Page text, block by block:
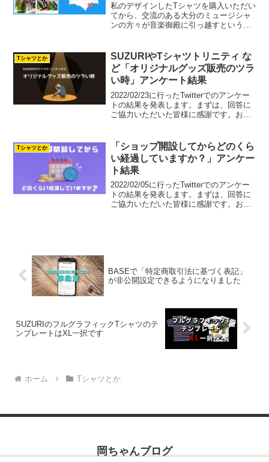
私のデザインしたTシャツを購入いただい
てから、交流のある大分のミュージシャ
ンの方々が音楽御殿に引っ越すというお
いろ考えた結果、ミュージシャンの方々
が大好きな『お酒』を選...
Tシャツとか
SUZURIやTシャツトリニティ な
ど「オリジナルグッズ販売のツラ
い時」アンケート結果
2022/02/23に行ったTwitterでのアンケー
トの結果を発表します。まずは、回答に
ご協力いただいた皆様に感謝です。お忙
ンケートでした。オリジナルグッズ販売
の活動を...
Tシャツとか
「ショップ開設してからどのくら
い経過していますか？」アンケー
ト結果
2022/02/05に行ったTwitterでのアンケー
トの結果を発表します。まずは、回答に
ご協力いただいた皆様に感謝です。お忙
BASEで「特定商取引法に基づく表記」
が非公開設定できるようになりました
SUZURIのフルグラフィックTシャツのテ
ンプレートはXL一択です
ホーム Tシャツとか
岡ちゃんブログ